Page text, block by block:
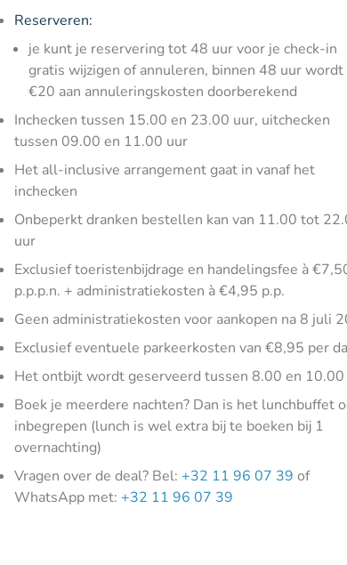
Reserveren:
je kunt je reservering tot 48 uur voor je check-in
gratis wijzigen of annuleren, binnen 48 uur wordt
€20 aan annuleringskosten doorberekend
Inchecken tussen 15.00 en 23.00 uur, uitchecken
tussen 09.00 en 11.00 uur
Het all-inclusive arrangement gaat in vanaf het
inchecken
Onbeperkt dranken bestellen kan van 11.00 tot
uur
Exclusief toeristenbijdrage en handelingsfee à
p.p.p.n. + administratiekosten à €4,95 p.p.
Geen administratiekosten voor aankopen na 8 juli
Exclusief eventuele parkeerkosten van €8,95 per
Het ontbijt wordt geserveerd tussen 8.00 en
Boek je meerdere nachten? Dan is het lunchbuffet
inbegrepen (lunch is wel extra bij te boeken bij 1
overnachting)
Vragen over de deal? Bel:+32 11 96 07 39 of
WhatsApp met:+32 11 96 07 39